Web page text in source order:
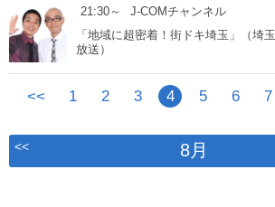
21:30～
J-COMチャンネル
「地域に超密着！街ドキ埼玉」（埼
放送）
<< 1 2 3 4 5 6 7
<< 8月